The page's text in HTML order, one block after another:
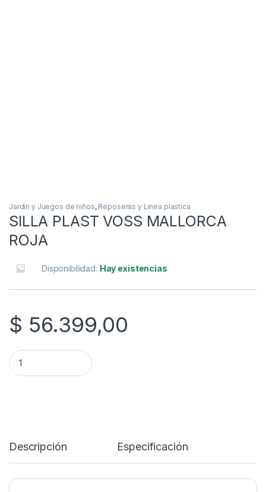
Jardin y Juegos de niños, Reposeras y Linea plastica
SILLA PLAST VOSS MALLORCA
ROJA
Disponibilidad: Hay existencias
$ 56.399,00
SILLA PLAST VOSS MALLORCA ROJA quantity
Descripción Especificación